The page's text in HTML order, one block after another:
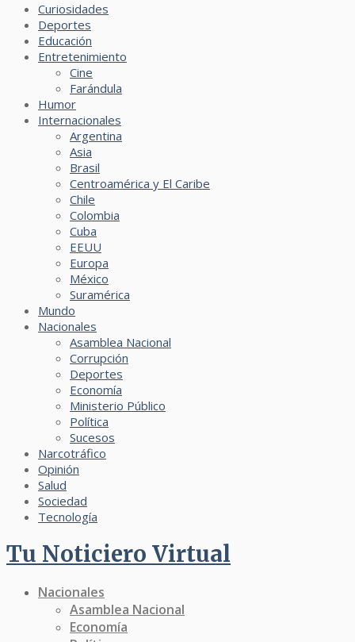
Curiosidades
Deportes
Educación
Entretenimiento
Cine
Farándula
Humor
Internacionales
Argentina
Asia
Brasil
Centroamérica y El Caribe
Chile
Colombia
Cuba
EEUU
Europa
México
Suramérica
Mundo
Nacionales
Asamblea Nacional
Corrupción
Deportes
Economía
Ministerio Público
Política
Sucesos
Narcotráfico
Opinión
Salud
Sociedad
Tecnología
Tu Noticiero Virtual
Nacionales
Asamblea Nacional
Economía